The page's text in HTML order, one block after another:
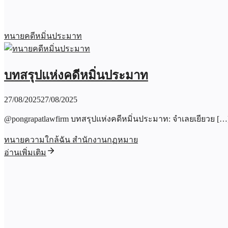
ทนายคดีหมิ่นประมาท
บทสรุปแห่งคดีหมิ่นประมาท
27/08/202527/08/2025
@pongrapatlawfirm บทสรุปแห่งคดีหมิ่นประมาท: จำเลยเยียวย
ทนายความใกล้ฉัน สำนักงานกฏหมาย
อ่านเพิ่มเติม